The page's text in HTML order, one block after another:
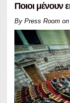
Ποιοι μένουν
By Press Room on